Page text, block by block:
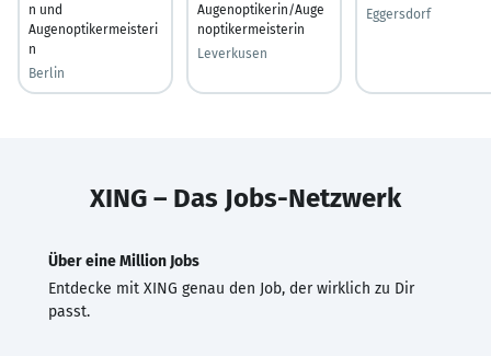
n und
Augenoptikermeisteri
n
Berlin
Augenoptikerin/Auge
noptikermeisterin
Leverkusen
Eggersdorf
XING – Das Jobs-Netzwerk
Über eine Million Jobs
Entdecke mit XING genau den Job, der wirklich zu Dir
passt.